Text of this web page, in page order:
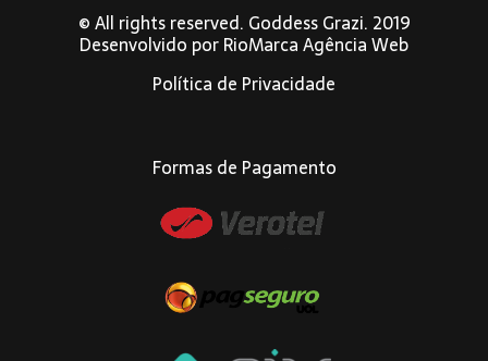
© All rights reserved. Goddess Grazi. 2019
Desenvolvido porRioMarca Agência Web
Política de Privacidade
Formas de Pagamento